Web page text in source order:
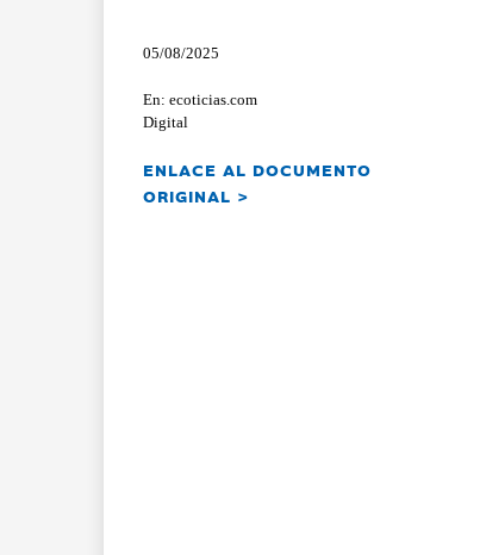
05/08/2025
En: ecoticias.com
Digital
ENLACE AL DOCUMENTO
ORIGINAL >